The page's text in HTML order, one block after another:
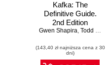
Kafka: The
Definitive Guide.
2nd Edition
Gwen Shapira, Todd Palino
(143,40 zł najniższa cena z 30
dni)